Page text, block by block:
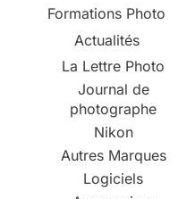
Formations Photo
Actualités
La Lettre Photo
Journal de
photographe
Nikon
Autres Marques
Logiciels